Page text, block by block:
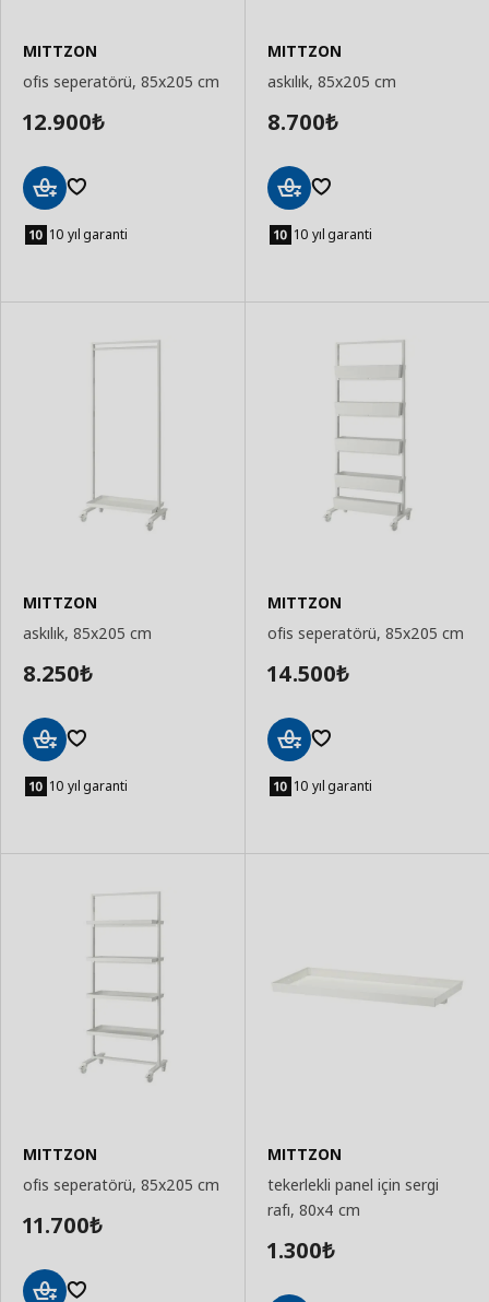
MITTZON
ofis seperatörü, 85x205 cm
12.900₺
Ekle 10 yıl garanti
MITTZON
askılık, 85x205 cm
8.700₺
Ekle 10 yıl garanti
MITTZON
askılık, 85x205 cm
8.250₺
Ekle 10 yıl garanti
MITTZON
ofis seperatörü, 85x205 cm
14.500₺
Ekle 10 yıl garanti
MITTZON
ofis seperatörü, 85x205 cm
11.700₺
MITTZON
tekerlekli panel için sergi
rafı, 80x4 cm
1.300₺